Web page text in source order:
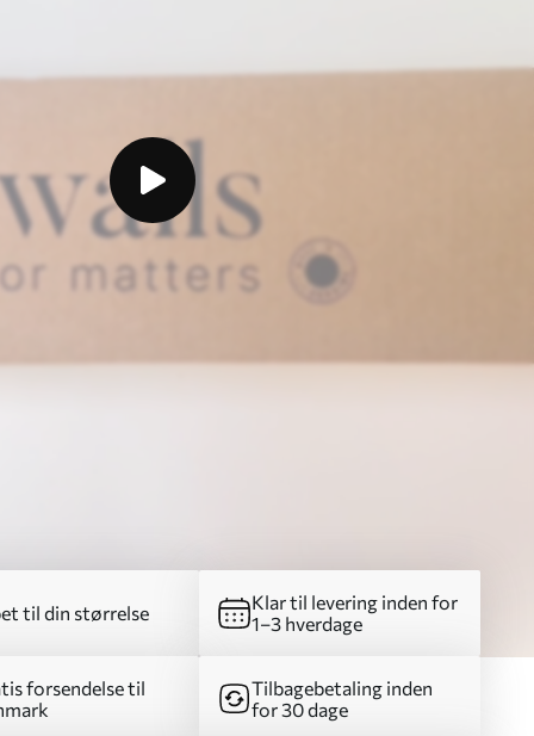
til din størrelse
Klar til levering inden for
1–3 hverdage
forsendelse til
Tilbagebetaling inden
for 30 dage